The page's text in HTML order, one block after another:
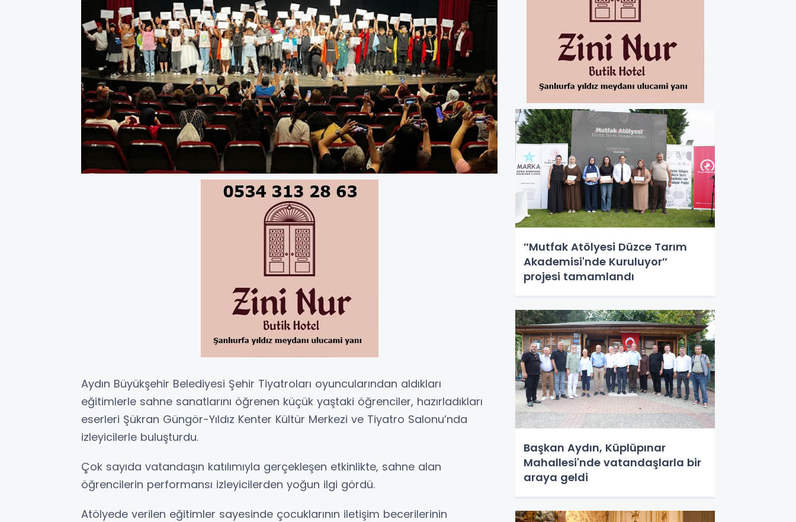
Aydın Büyükşehir Belediyesi Şehir Tiyatroları oyuncularından aldıkları
eğitimlerle sahne sanatlarını öğrenen küçük yaştaki öğrenciler, hazırladıkları
eserleri Şükran Güngör-Yıldız Kenter Kültür Merkezi ve Tiyatro Salonu’nda
izleyicilerle buluşturdu.
Çok sayıda vatandaşın katılımıyla gerçekleşen etkinlikte, sahne alan
öğrencilerin performansı izleyicilerden yoğun ilgi gördü.
Atölyede verilen eğitimler sayesinde çocuklarının iletişim becerilerinin
″Mutfak Atölyesi Düzce Tarım
Akademisi'nde Kuruluyor″
projesi tamamlandı
Başkan Aydın, Küplüpınar
Mahallesi'nde vatandaşlarla bir
araya geldi